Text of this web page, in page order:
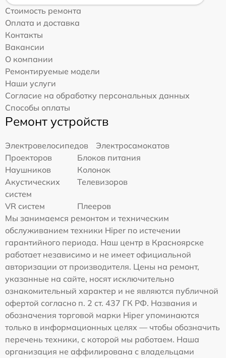
Стоимость ремонта
Оплата и доставка
Контакты
Вакансии
О компании
Ремонтируемые модели
Наши услуги
Согласие на обработку персональных данных
Способы оплаты
Ремонт устройств
Электровелосипедов
Электросамокатов
Проекторов
Блоков питания
Наушников
Колонок
Акустических
систем
Телевизоров
VR систем
Плееров
Мы занимаемся ремонтом и техническим
обслуживанием техники Hiper по истечении
гарантийного периода. Наш центр в Красноярске
работает независимо и не имеет официальной
авторизации от производителя. Цены на ремонт,
указанные на сайте, носят исключительно
ознакомительный характер и не являются публичной
офертой согласно п. 2 ст. 437 ГК РФ. Названия и
обозначения торговой марки Hiper упоминаются
только в информационных целях — чтобы обозначить
перечень техники, с которой мы работаем. Наша
организация не аффилирована с владельцами